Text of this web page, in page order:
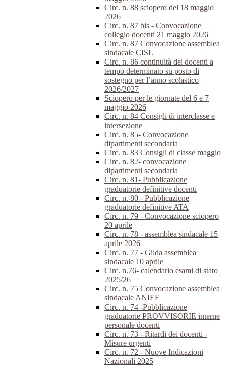
Circ. n. 88 sciopero del 18 maggio
2026
Circ. n. 87 bis - Convocazione
collegio docenti 21 maggio 2026
Circ. n. 87 Convocazione assemblea
sindacale CISL
Circ. n. 86 continuità dei docenti a
tempo determinato su posto di
sostegno per l’anno scolastico
2026/2027
Sciopero per le giornate del 6 e 7
maggio 2026
Circ. n. 84 Consigli di interclasse e
intersezione
Circ. n. 85- Convocazione
dipartimenti secondaria
Circ. n. 83 Consigli di classe maggio
Circ. n. 82- convocazione
dipartimenti secondaria
Circ. n. 81- Pubblicazione
graduatorie definitive docenti
Circ. n. 80 - Pubblicazione
graduatorie definitive ATA
Circ. n. 79 - Convocazione sciopero
20 aprile
Circ. n. 78 - assemblea sindacale 15
aprile 2026
Circ. n. 77 - Gilda assemblea
sindacale 10 aprile
Circ. n.76- calendario esami di stato
2025/26
Circ. n. 75 Convocazione assemblea
sindacale ANIEF
Circ. n. 74 -Pubblicazione
graduatorie PROVVISORIE interne
personale docenti
Circ. n. 73 - Ritardi dei docenti -
Misure urgenti
Circ. n. 72 - Nuove Indicazioni
Nazionali 2025